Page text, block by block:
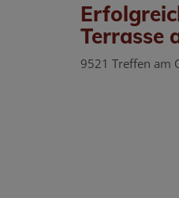
Terrasse
9521 Treffen am